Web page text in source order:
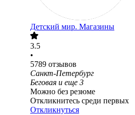
Детский мир. Магазины
3.5
•
5789 отзывов
Санкт-Петербург
Беговая и еще 3
Можно без резюме
Откликнитесь среди первых
Откликнуться